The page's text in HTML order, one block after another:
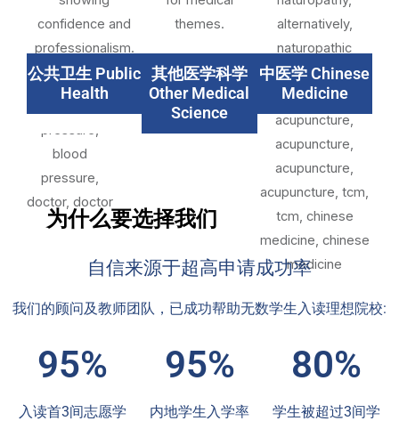
公共卫生 Public
Health
其他医学科学
Other Medical
Science
中医学 Chinese
Medicine
为什么要选择我们
自信来源于超高申请成功率
我们的顾问及教师团队，已成功帮助无数学生入读理想院校:
95%
入读首3间志愿学
95%
内地学生入学率
80%
学生被超过3间学